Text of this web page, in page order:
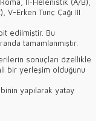
V-Erken Tunç Çağı III
edilmiştir. Bu
tamamlanmıştır.
sonuçları özellikle
bir yerleşim olduğunu
yapılarak yatay